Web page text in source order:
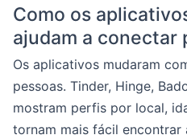
Como os
ajudam a conectar
Os aplicativos mudaram
pessoas. Tinder, Hinge,
mostram perfis por local,
tornam mais fácil encontrar